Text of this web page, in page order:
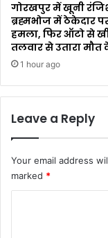
गोरखपुर में खूनी
ब्रह्मभोज में ठेकेदार
हमला, फिर ऑटो से
तलवार से उतारा मौत
1 hour ago
Leave a Reply
Your email address
marked *